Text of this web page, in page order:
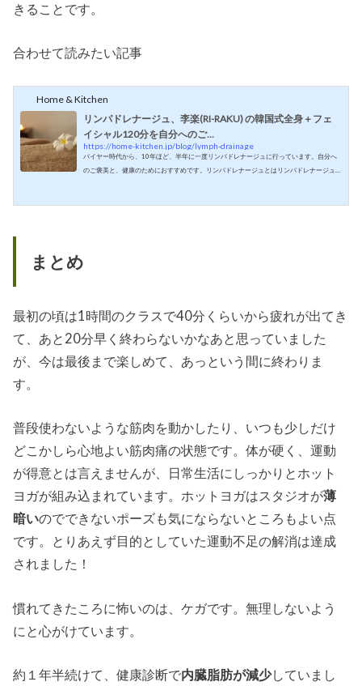
きることです。
合わせて読みたい記事
Home & Kitchen
リンパドレナージュ、李楽(RI-RAKU) の韓国式全身＋フェ
イシャル120分を自分へのご...
https://home-kitchen.jp/blog/lymph-drainage
バイヤー時代から、10年ほど、半年に一度リンパドレナージュに行っています。自分へ
のご褒美と、健康のためにおすすめです。リンパドレナージュとはリンパドレナージュ
まとめ
最初の頃は1時間のクラスで40分くらいから疲れが出てき
て、あと20分早く終わらないかなあと思っていました
が、今は最後まで楽しめて、あっという間に終わりま
す。
普段使わないような筋肉を動かしたり、いつも少しだけ
どこかしら心地よい筋肉痛の状態です。体が硬く、運動
が得意とは言えませんが、日常生活にしっかりとホット
ヨガが組み込まれています。ホットヨガはスタジオが薄
暗いのでできないポーズも気にならないところもよい点
です。とりあえず目的としていた運動不足の解消は達成
されました！
慣れてきたころに怖いのは、ケガです。無理しないよう
にと心がけています。
約１年半続けて、健康診断で内臓脂肪が減少していまし